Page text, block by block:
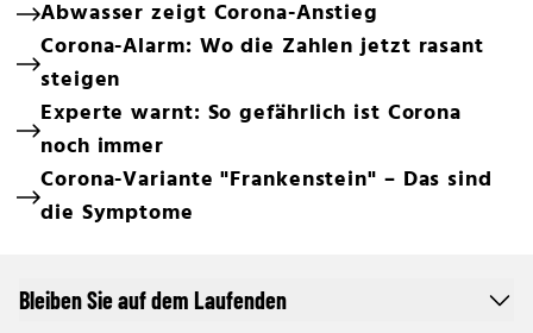
Abwasser zeigt Corona-Anstieg
Corona-Alarm: Wo die Zahlen jetzt rasant
steigen
Experte warnt: So gefährlich ist Corona
noch immer
Corona-Variante "Frankenstein" – Das sind
die Symptome
Bleiben Sie auf dem Laufenden